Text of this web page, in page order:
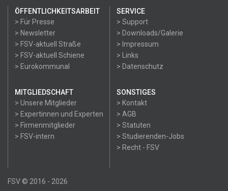
ÖFFENTLICHKEITSARBEIT
> Für Presse
> Newsletter
> FSV-aktuell Straße
> FSV-aktuell Schiene
> Eurokommunal
SERVICE
> Support
> Downloads/Galerie
> Impressum
> Links
> Datenschutz
MITGLIEDSCHAFT
> Unsere Mitglieder
> Expertinnen und Experten
> Firmenmitglieder
> FSV-intern
SONSTIGES
> Kontakt
> AGB
> Statuten
> Studierenden-Jobs
> Recht - FSV
FSV © 2016 - 2026